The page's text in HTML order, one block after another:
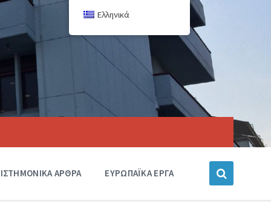
ΑΡΘΡΑ ΕΥΡΩΠΑΪΚΑ ΕΡΓΑ
Ελληνικά